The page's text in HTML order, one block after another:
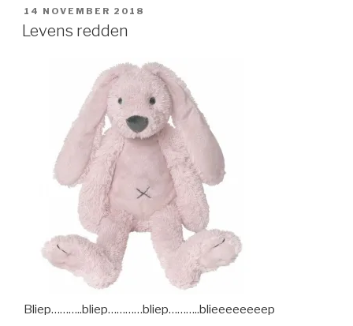
POSTED
ON
14 NOVEMBER 2018
Levens redden
Bliep………..bliep…………bliep………..blieeeeeeeep